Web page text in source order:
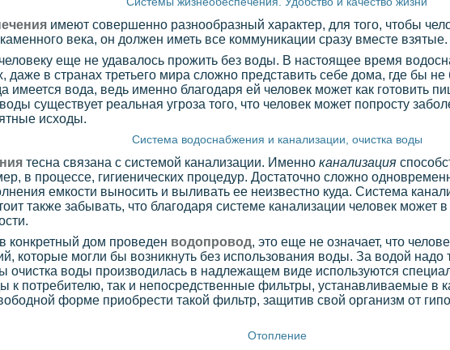
имеют совершенно разнообразный характер, для того, чтобы
века, он должен иметь все коммуникации сразу вместе взятые.
еще не удавалось прожить без воды. В настоящее время
даже в странах третьего мира сложно представить себе дома, где бы
имеется вода, ведь именно благодаря ей человек может как готовить
существует реальная угроза того, что человек может попросту
исходы.
Система водоснабжения и канализации, очистка воды
тесна связана с системой канализации. Именно канализация
в процессе, гигиенических процедур. Достаточно сложно
емкости выносить и выливать ее неизвестно куда. Система
также забывать, что благодаря системе канализации человек может
конкретный дом проведен водопровод, это еще не означает, что
которые могли бы возникнуть без использования воды. За водой
очистка воды производилась в надлежащем виде используются
к потребителю, так и непосредственные фильтры, устанавливаемые
форме приобрести такой фильтр, защитив свой организм от
Отопление